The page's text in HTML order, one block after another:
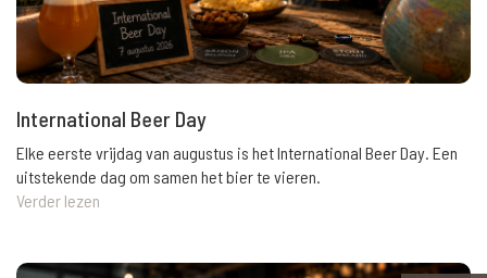
International Beer Day
Elke eerste vrijdag van augustus is het International Beer Day. Een
uitstekende dag om samen het bier te vieren.
Verder lezen